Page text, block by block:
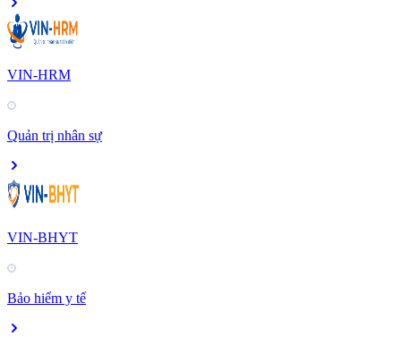
VIN-HRM
Quản trị nhân sự
VIN-BHYT
Bảo hiểm y tế